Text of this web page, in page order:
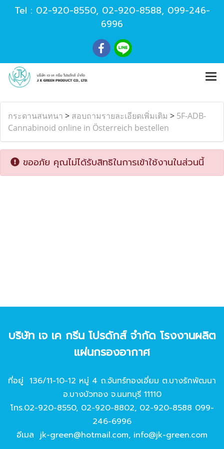
Tel : 02-920-8550, 02-920-8588, 099-246-
6996
กระดานสนทนา > สอบถามรายละเอียดเพิ่มเติม > 5F-ADB-
Cannabinoid online in Österreich bestellen
ขออภัย คุณไม่ได้รับสิทธิในการเข้าใช้งานในส่วนนี้
บริษัท เจ เค กรีน โปรดักส์ จํากัด โรงงานผลิต
แผ่นกรองอากาศ
ที่อยู่ 136/11-10-12 หมู่ 4 ถ.จันทร์ทองเอี่ยม ต.บางรักพัฒนา
อ.บางบัวทอง จ.นนทบุรี 11110
โทร.02-920-8550, 02-920-8802, 02-920-8588 099-
246-6996
อีเมล jk-green@hotmail.com, info@jk-green.com